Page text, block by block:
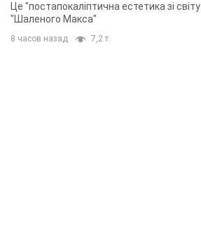
Це "постапокаліптична естетика зі світу
"Шаленого Макса"
8 часов назад 7,2 т.